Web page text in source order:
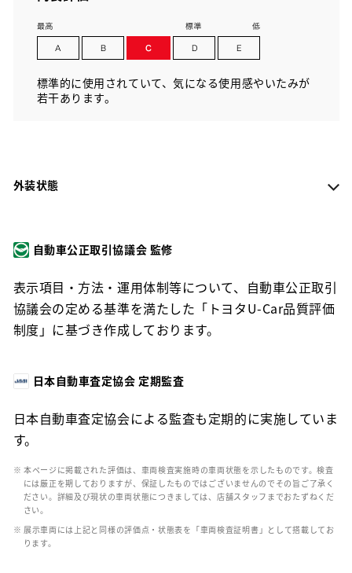
標準的に使用されていて、気になる使用感やいたみが
若干あります。
外装状態
自動車公正取引協議会 監修
表示項目・方法・運用体制等について、自動車公正取引
協議会の定める基準を満たした「トヨタU-Car品質評価
制度」に基づき作成しております。
日本自動車査定協会 定期監査
日本自動車査定協会による監査も定期的に実施していま
す。
※ 本ページに掲載された評価は、車両検査実施時の車両状態を示したものです。検査
には厳正を期しておりますが、保証したものではございませんのでその旨ご了承く
ださい。詳細及び現状の車両状態につきましては、店舗スタッフまでおたずねくだ
さい。
※ 展示車両には上記と同様の評価点・状態表を「車両検査証明書」として搭載してお
ります。